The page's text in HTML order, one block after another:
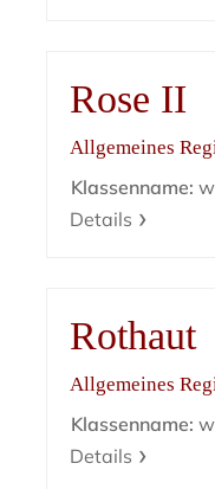
Rose II
Allgemeines
Klassenname:
Details
Rothaut
Allgemeines
Klassenname:
Details